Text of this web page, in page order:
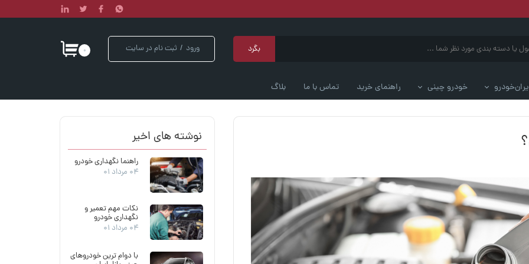
بگرد ورود / ثبت نام در سایت
خروج
۰
خودرو چینی راهنمای خرید تماس با ما بلاگ
نوشته های اخیر
راهنما نگهداری خودرو
۰۴ مرداد ۰۱
نکات مهم تعمیر و
نگهداری خودرو
۰۴ مرداد ۰۱
با دوام ترین خودروهای